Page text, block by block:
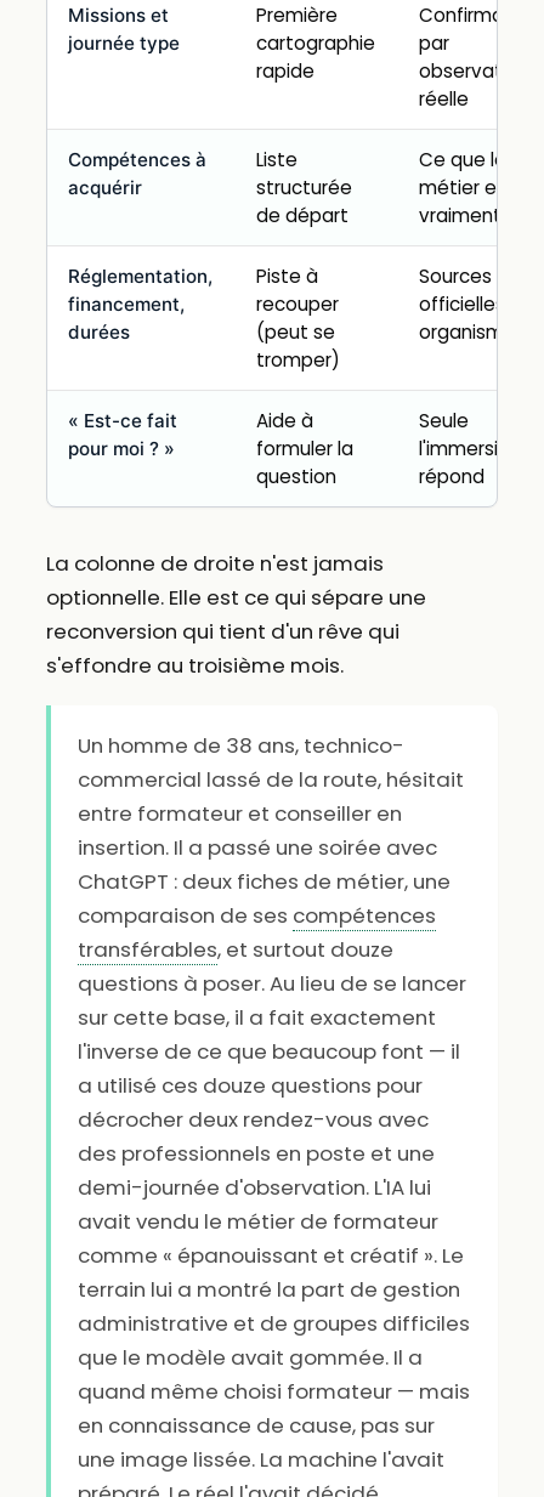
Missions et
journée type
Première
cartographie
rapide
Confirmation
par
observation
réelle
Compétences à
acquérir
Liste
structurée
de départ
Ce que le
métier exige
vraiment ici
Réglementation,
financement,
durées
Piste à
recouper
(peut se
tromper)
Sources
officielles +
organisme
« Est-ce fait
pour moi ? »
Aide à
formuler la
question
Seule
l'immersion
répond
La colonne de droite n'est jamais
optionnelle. Elle est ce qui sépare une
reconversion qui tient d'un rêve qui
s'effondre au troisième mois.
Un homme de 38 ans, technico-
commercial lassé de la route, hésitait
entre formateur et conseiller en
insertion. Il a passé une soirée avec
ChatGPT : deux fiches de métier, une
comparaison de ses compétences
transférables, et surtout douze
questions à poser. Au lieu de se lancer
sur cette base, il a fait exactement
l'inverse de ce que beaucoup font — il
a utilisé ces douze questions pour
décrocher deux rendez-vous avec
des professionnels en poste et une
demi-journée d'observation. L'IA lui
avait vendu le métier de formateur
comme « épanouissant et créatif ». Le
terrain lui a montré la part de gestion
administrative et de groupes difficiles
que le modèle avait gommée. Il a
quand même choisi formateur — mais
en connaissance de cause, pas sur
une image lissée. La machine l'avait